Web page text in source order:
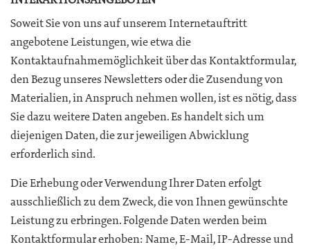
Soweit Sie von uns auf unserem Internetauftritt
angebotene Leistungen, wie etwa die
Kontaktaufnahmemöglichkeit über das Kontaktformular,
den Bezug unseres Newsletters oder die Zusendung von
Materialien, in Anspruch nehmen wollen, ist es nötig, dass
Sie dazu weitere Daten angeben. Es handelt sich um
diejenigen Daten, die zur jeweiligen Abwicklung
erforderlich sind.
Die Erhebung oder Verwendung Ihrer Daten erfolgt
ausschließlich zu dem Zweck, die von Ihnen gewünschte
Leistung zu erbringen. Folgende Daten werden beim
Kontaktformular erhoben: Name, E-Mail, IP-Adresse und